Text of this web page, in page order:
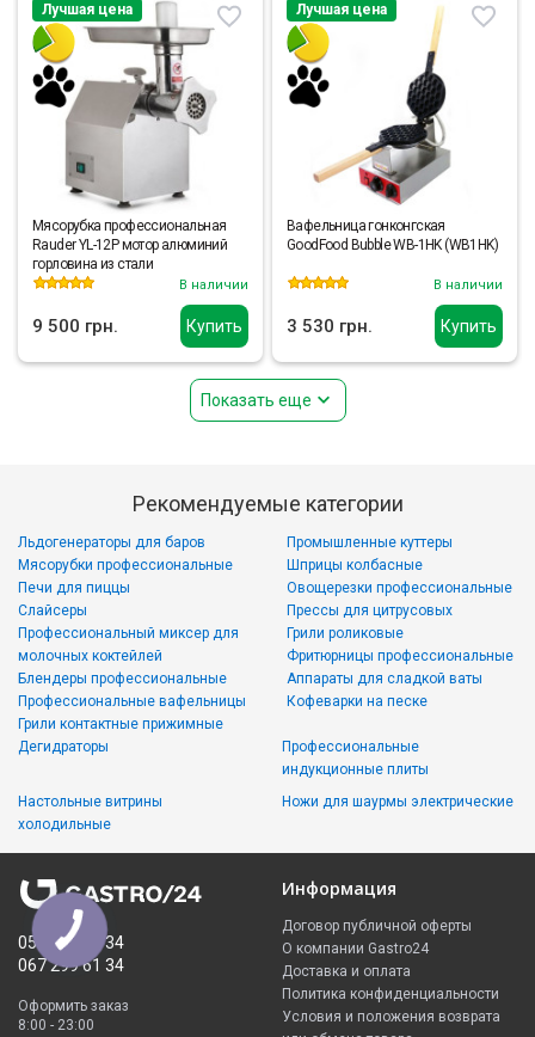
Купить
Лучшая цена
Мясорубка профессиональная
Rauder YL-12P мотор алюминий
горловина из стали
В наличии
9 500 грн. Купить
Лучшая цена
Вафельница гонконгская
GoodFood Bubble WB-1HK (WB1HK)
В наличии
3 530 грн.
Показать еще
Рекомендуемые категории
Льдогенераторы для баров
Мясорубки профессиональные
Печи для пиццы
Слайсеры
Промышленные куттеры
Шприцы колбасные
Овощерезки профессиональные
Прессы для цитрусовых
Профессиональный миксер для
молочных коктейлей
Блендеры профессиональные
Профессиональные вафельницы
Грили контактные прижимные
Грили роликовые
Фритюрницы профессиональные
Аппараты для сладкой ваты
Кофеварки на песке
Дегидраторы
Настольные витрины
холодильные
Профессиональные
индукционные плиты
Ножи для шаурмы электрические
050 335 61 34
067 299 61 34
Оформить заказ
8:00 - 23:00
Информация
Договор публичной оферты
О компании Gastro24
Доставка и оплата
Политика конфиденциальности
Условия и положения возврата